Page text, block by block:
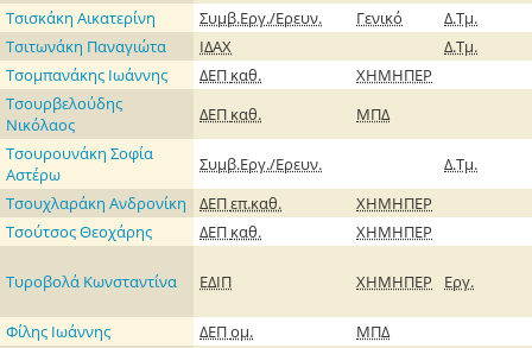
Τσισκάκη Αικατερίνη
Συμβ.Εργ./Ερευν. Γενικό
Δ.Τμ.
Τσιτωνάκη Παναγιώτα
ΙΔΑΧ
Δ.Τμ.
Τσομπανάκης Ιωάννης
ΔΕΠ καθ.
ΧΗΜΗΠΕΡ
Τσουρβελούδης
Νικόλαος
ΔΕΠ καθ.
ΜΠΔ
Τσουρουνάκη Σοφία
Αστέρω
Συμβ.Εργ./Ερευν.
Δ.Τμ.
Τσουχλαράκη Ανδρονίκη
ΔΕΠεπ.καθ.
ΧΗΜΗΠΕΡ
Τσούτσος Θεοχάρης
ΔΕΠ καθ. ΧΗΜΗΠΕΡ
Τυροβολά Κωνσταντίνα ΕΔΙΠ ΧΗΜΗΠΕΡ Εργ.
Φίλης Ιωάννης ΔΕΠομ.
ΜΠΔ